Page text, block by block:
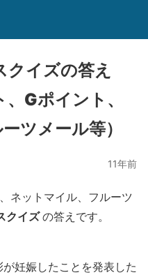
イズの答え
Gポイント、
ツメール等）
11年前
ネットマイル、フルーツ
クイズの答えです。
妊娠したことを発表した